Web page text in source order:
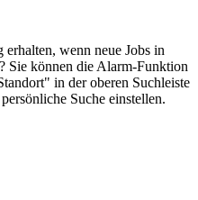
wenn neue Jobs in
Sie können die Alarm-Funktion
in der oberen Suchleiste
Suche einstellen.